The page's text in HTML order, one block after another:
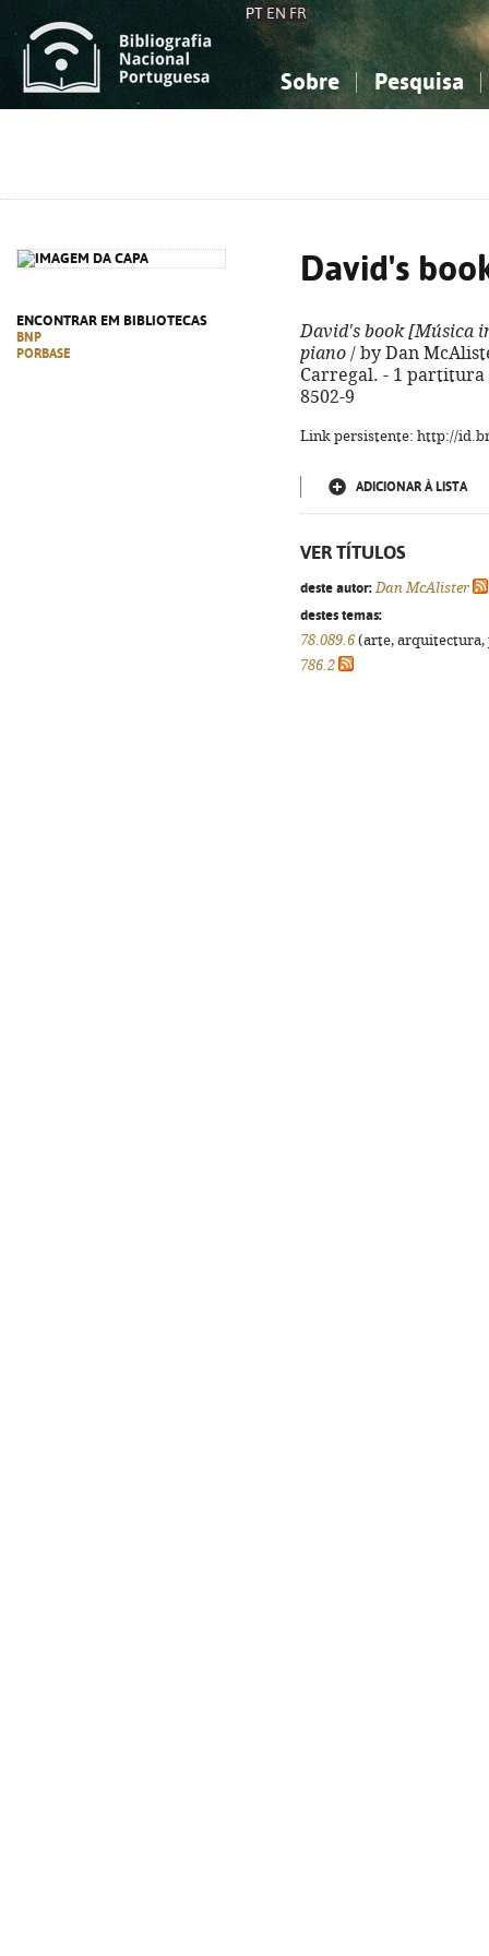
PT EN FR
Sobre Pesquisa
ENCONTRAR EM BIBLIOTECAS
BNP
PORBASE
David's
David's book[Música
piano / by Dan
Carregal. - 1 partitura
8502-9
Link persistente: http://
ADICIONAR À LISTA
VER TÍTULOS
deste autor: Dan McAlister
destes temas:
78.089.6(arte, arquitectura,
786.2